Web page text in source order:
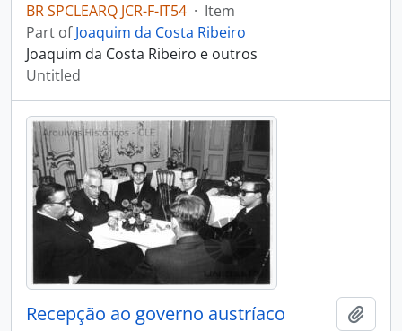
BR SPCLEARQ JCR-F-IT54 · Item
Part ofJoaquim da Costa Ribeiro
Joaquim da Costa Ribeiro e outros
Untitled
Recepção ao governo austríaco